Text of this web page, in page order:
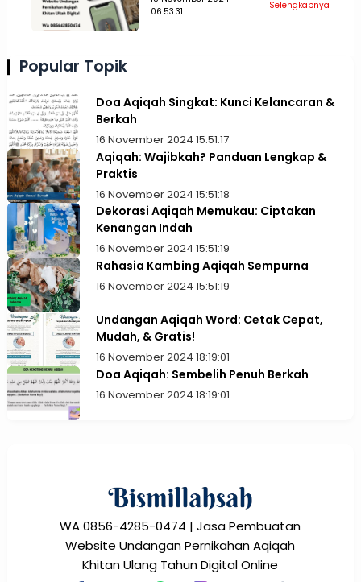
06:53:31
Selengkapnya
Popular Topik
Doa Aqiqah Singkat: Kunci Kelancaran &
Berkah
16 November 2024 15:51:17
Aqiqah: Wajibkah? Panduan Lengkap &
Praktis
16 November 2024 15:51:18
Dekorasi Aqiqah Memukau: Ciptakan
Kenangan Indah
16 November 2024 15:51:19
Rahasia Kambing Aqiqah Sempurna
16 November 2024 15:51:19
Undangan Aqiqah Word: Cetak Cepat,
Mudah, & Gratis!
16 November 2024 18:19:01
Doa Aqiqah: Sembelih Penuh Berkah
16 November 2024 18:19:01
WA 0856-4285-0474 | Jasa Pembuatan
Website Undangan Pernikahan Aqiqah
Khitan Ulang Tahun Digital Online